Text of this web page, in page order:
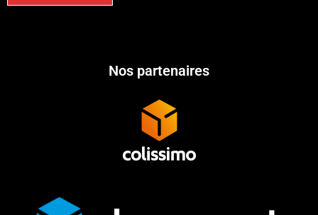
Nos partenaires